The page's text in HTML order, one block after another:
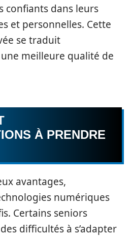
confiants dans leurs
et personnelles. Cette
se traduit
meilleure qualité de
À PRENDRE
avantages,
numériques
Certains seniors
difficultés à s’adapter